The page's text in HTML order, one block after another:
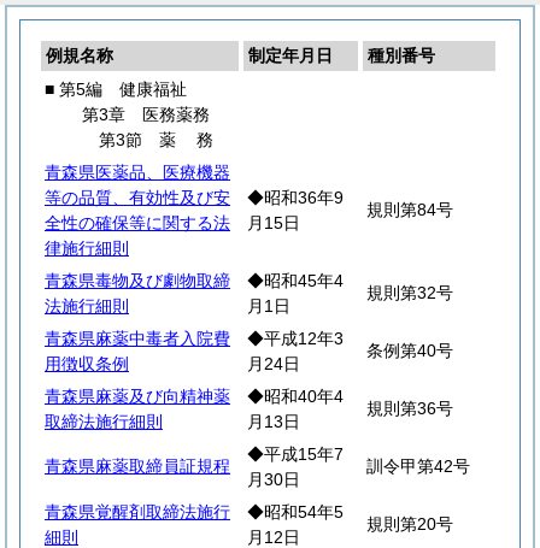
例規名称 制定年月日
種別番号
■ 第5編 健康福祉
第3章 医務薬務
第3節 薬務
青森県医薬品、医療機器
等の品質、有効性及び安
全性の確保等に関する法
律施行細則
◆昭和36年9
月15日
規則第84号
青森県毒物及び劇物取締
法施行細則
◆昭和45年4
月1日
規則第32号
青森県麻薬中毒者入院費
用徴収条例
◆平成12年3
月24日
条例第40号
青森県麻薬及び向精神薬
取締法施行細則
◆昭和40年4
月13日
規則第36号
青森県麻薬取締員証規程
◆平成15年7
月30日
訓令甲第42号
青森県覚醒剤取締法施行
細則
◆昭和54年5
月12日
規則第20号